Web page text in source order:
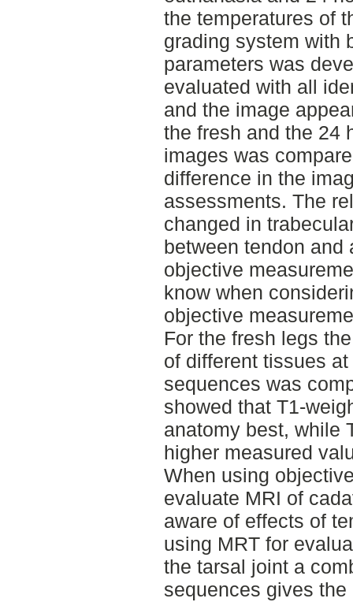
the temperatures of
grading system with
parameters was
evaluated with all
and the image
the fresh and the 24
images was
difference in the
assessments. The
changed in
between tendon and
objective
know when
objective
For the fresh legs
of different tissues
sequences was
showed that T1-
anatomy best, while
higher measured
When using
evaluate MRI of
aware of effects of
using MRT for
the tarsal joint a
sequences gives the